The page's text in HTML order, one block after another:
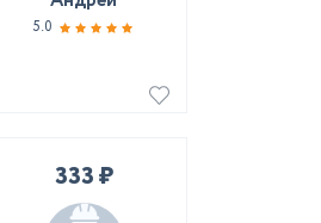
5.0
333 ₽